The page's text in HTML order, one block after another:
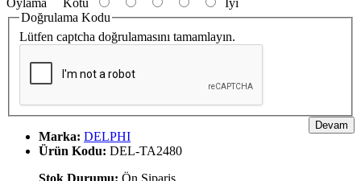
Oylama Kötü
İyi
Doğrulama Kodu
Lütfen captcha doğrulamasını tamamlayın.
Devam
Marka: DELPHI
Ürün Kodu: DEL-TA2480
Stok Durumu: Ön Sipariş